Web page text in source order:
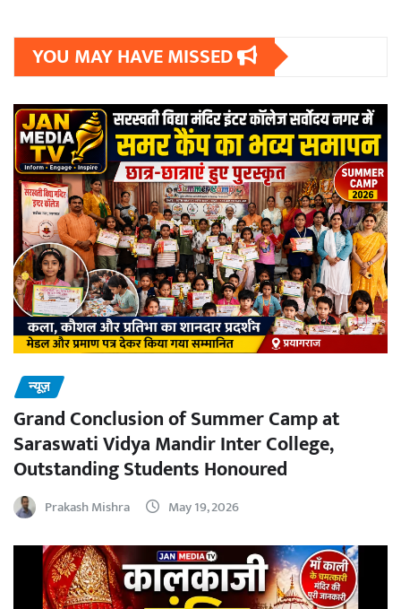
YOU MAY HAVE MISSED
न्यूज़
Grand Conclusion of Summer Camp at
Saraswati Vidya Mandir Inter College,
Outstanding Students Honoured
Prakash Mishra May 19, 2026